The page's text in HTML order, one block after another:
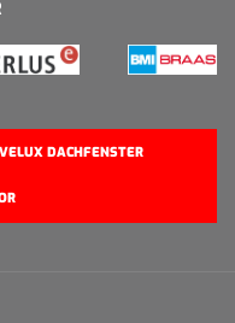
DACHFENSTER